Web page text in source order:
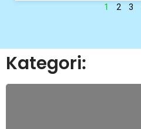
1 2 3
Kategori: